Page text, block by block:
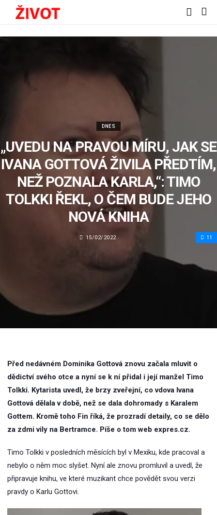
DNES
„UVEDU NA PRAVOU MÍRU, JAK SE
IVANA GOTTOVÁ ŽIVILA PŘEDTÍM,
NEŽ POZNALA KARLA,“: TIMO
TOLKKI ŘEKL, O ČEM BUDE JEHO
NOVÁ KNIHA
15/02/2022 11
Před nedávném Dominika Gottová znovu začala mluvit o
dědictví svého otce a nyní se k ní přidal i její manžel Timo
Tolkki. Kytarista uvedl, že brzy zveřejní, co vdova Ivana
Gottová dělala v době, než se dala dohromady s Karalem
Gottem. Kromě toho Fin říká, že prozradí detaily, co se dělo
za zdmi vily na Bertramce. Píše o tom web expres.cz.
Timo Tolkki v posledních měsících byl v Mexiku, kde pracoval a
nebylo o něm moc slyšet. Nyní ale znovu promluvil a uvedl, že
připravuje knihu, ve které muzikant chce povědět svou verzi
pravdy o Karlu Gottovi.